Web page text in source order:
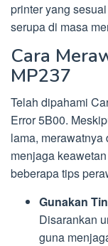
printer yang
serupa di masa
Cara
MP237
Telah dipahami
Error 5B00.
lama,
menjaga
beberapa tips
Gunakan
Disarankan
guna